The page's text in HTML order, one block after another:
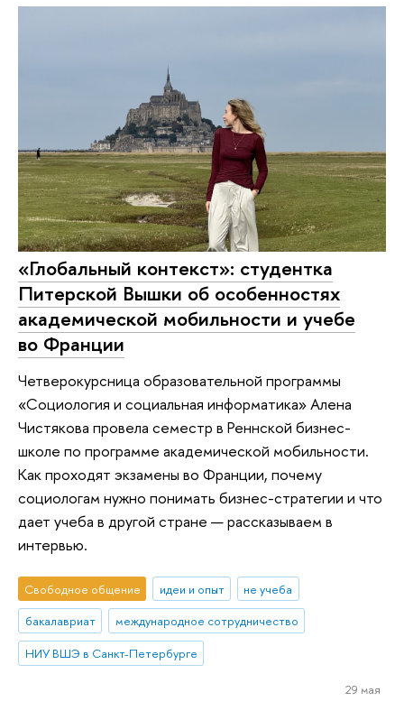
«Глобальный контекст»: студентка
Питерской Вышки об особенностях
академической мобильности и учебе
во Франции
Четверокурсница образовательной программы
«Социология и социальная информатика» Алена
Чистякова провела семестр в Реннской бизнес-
школе по программе академической мобильности.
Как проходят экзамены во Франции, почему
социологам нужно понимать бизнес-стратегии и что
дает учеба в другой стране — рассказываем в
интервью.
Свободное общение идеи и опыт
не учеба
бакалавриат
международное сотрудничество
НИУ ВШЭ в Санкт-Петербурге
29 мая